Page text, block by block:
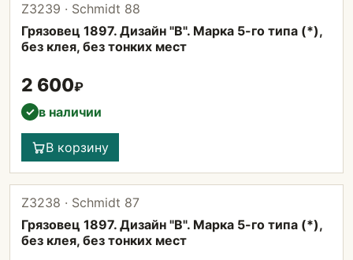
Z3239 · Schmidt 88
Грязовец 1897. Дизайн "B". Марка 5-го типа (*),
без клея, без тонких мест
2 600₽
✓ в наличии
В корзину
Z3238 · Schmidt 87
Грязовец 1897. Дизайн "B". Марка 5-го типа (*),
без клея, без тонких мест